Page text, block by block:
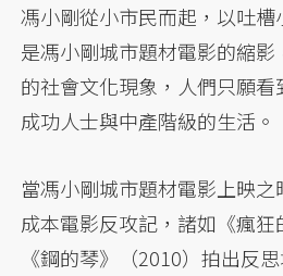
馮小剛從小市民而起，以吐
是馮小剛城市題材電影的縮
的社會文化現象，人們只願看
成功人士與中產階級的生活。
當馮小剛城市題材電影上映
成本電影反攻記，諸如《瘋狂
《鋼的琴》（2010）拍出反